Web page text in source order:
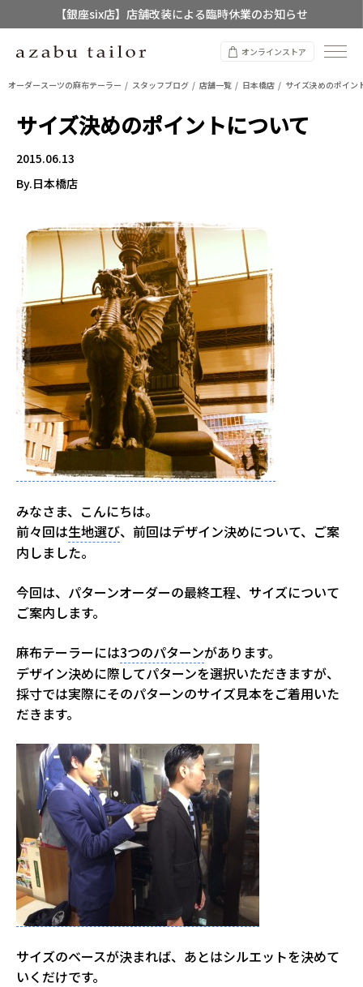
【銀座six店】店舗改装による臨時休業のお知らせ
【店舗限定】レディースオーダースーツ
オンラインストア
オーダースーツの麻布テーラー スタッフブログ 店舗一覧 日本橋店 サイズ決めのポイン
サイズ決めのポイントについて
2015.06.13
By.日本橋店
みなさま、こんにちは。
前々回は生地選び、前回はデザイン決めについて、ご案
内しました。
今回は、パターンオーダーの最終工程、サイズについて
ご案内します。
麻布テーラーには3つのパターンがあります。
デザイン決めに際してパターンを選択いただきますが、
採寸では実際にそのパターンのサイズ見本をご着用いた
だきます。
サイズのベースが決まれば、あとはシルエットを決めて
いくだけです。